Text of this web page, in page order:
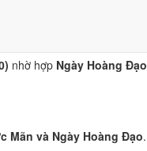
nhờ hợp Ngày Hoàng Đạo
Mãn và Ngày Hoàng Đạo.